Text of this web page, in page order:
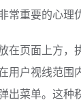
常重要的心理
在页面上方，
用户视线范围
出菜单。这种